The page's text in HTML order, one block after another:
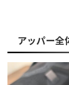
アッパー全